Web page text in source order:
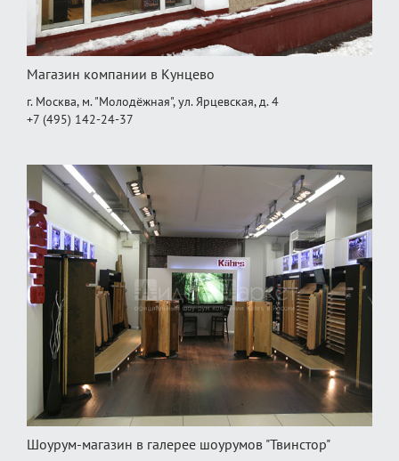
Магазин компании в Кунцево
г. Москва, м. "Молодёжная", ул. Ярцевская, д. 4
+7 (495) 142-24-37
Шоурум-магазин в галерее шоурумов "Твинстор"